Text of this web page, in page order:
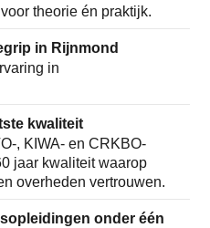
theorie én praktijk.
in Rijnmond
in
kwaliteit
, KIWA- en CRKBO-
jaar kwaliteit waarop
overheden vertrouwen.
onder één